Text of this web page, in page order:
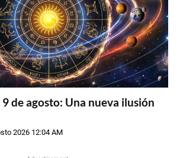
de agosto: Una nueva ilusión
2026 12:04 AM